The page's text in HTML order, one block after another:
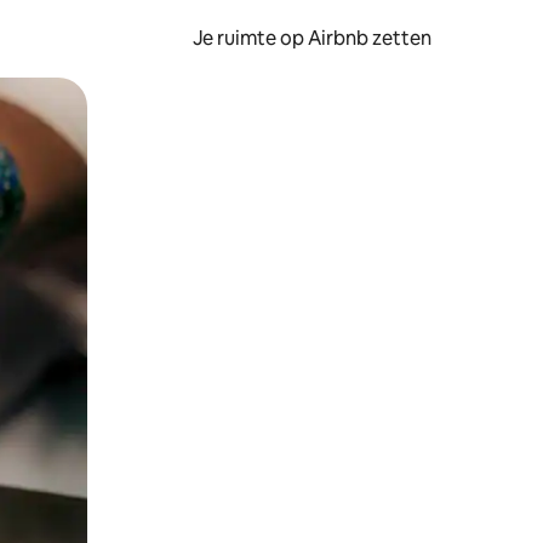
Je ruimte op Airbnb zetten
of swipen.